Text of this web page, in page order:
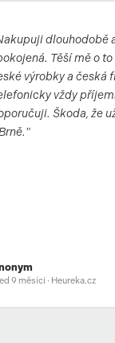
dlouhodobě
Těší mě o to
výrobky a česká
vždy
Škoda, že
9 měsíci · Heureka.cz